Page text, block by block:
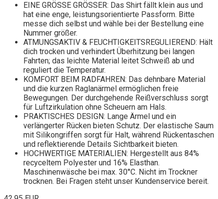
EINE GRÖSSE GRÖSSER: Das Shirt fällt klein aus und
hat eine enge, leistungsorientierte Passform. Bitte
messe dich selbst und wähle bei der Bestellung eine
Nummer größer.
ATMUNGSAKTIV & FEUCHTIGKEITSREGULIEREND: Hält
dich trocken und verhindert Überhitzung bei langen
Fahrten; das leichte Material leitet Schweiß ab und
reguliert die Temperatur.
KOMFORT BEIM RADFAHREN: Das dehnbare Material
und die kurzen Raglanärmel ermöglichen freie
Bewegungen. Der durchgehende Reißverschluss sorgt
für Luftzirkulation ohne Scheuern am Hals.
PRAKTISCHES DESIGN: Lange Ärmel und ein
verlängerter Rücken bieten Schutz. Der elastische Saum
mit Silikongriffen sorgt für Halt, während Rückentaschen
und reflektierende Details Sichtbarkeit bieten.
HOCHWERTIGE MATERIALIEN: Hergestellt aus 84%
recyceltem Polyester und 16% Elasthan.
Maschinenwäsche bei max. 30°C. Nicht im Trockner
trocknen. Bei Fragen steht unser Kundenservice bereit.